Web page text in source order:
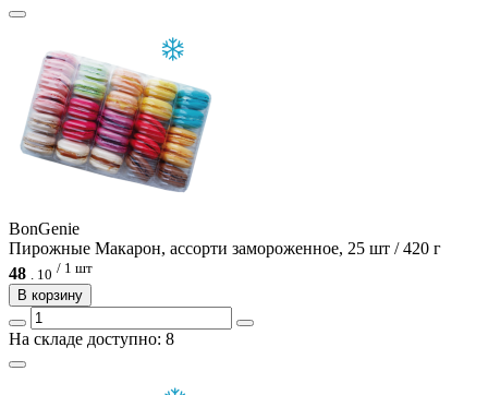
BonGenie
Пирожные Макарон, ассорти замороженное, 25 шт / 420 г
48
10 / 1 шт
В корзину
На складе доступно: 8